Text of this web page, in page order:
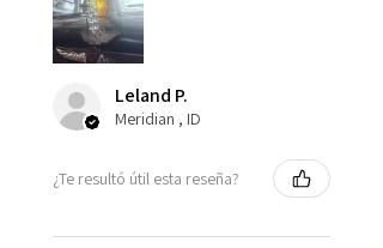
Leland P.
Meridian , ID
¿Te resultó útil esta reseña?